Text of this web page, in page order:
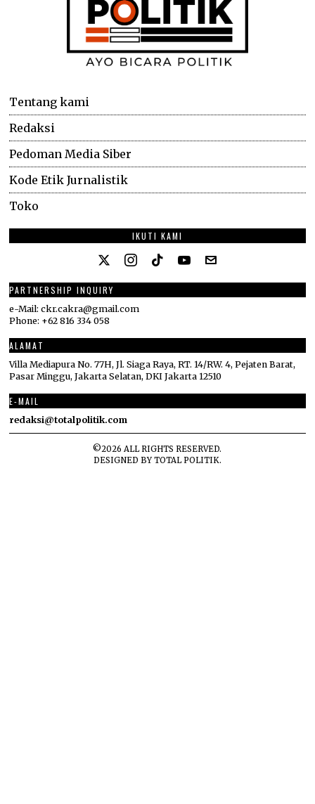
Tentang kami
Redaksi
Pedoman Media Siber
Kode Etik Jurnalistik
Toko
IKUTI KAMI
PARTNERSHIP INQUIRY
e-Mail: ckr.cakra@gmail.com
Phone: +62 816 334 058
ALAMAT
Villa Mediapura No. 77H, Jl. Siaga Raya, RT. 14/RW. 4, Pejaten Barat,
Pasar Minggu, Jakarta Selatan, DKI Jakarta 12510
E-MAIL
redaksi@totalpolitik.com
©2026 ALL RIGHTS RESERVED.
DESIGNED BYTOTAL POLITIK.